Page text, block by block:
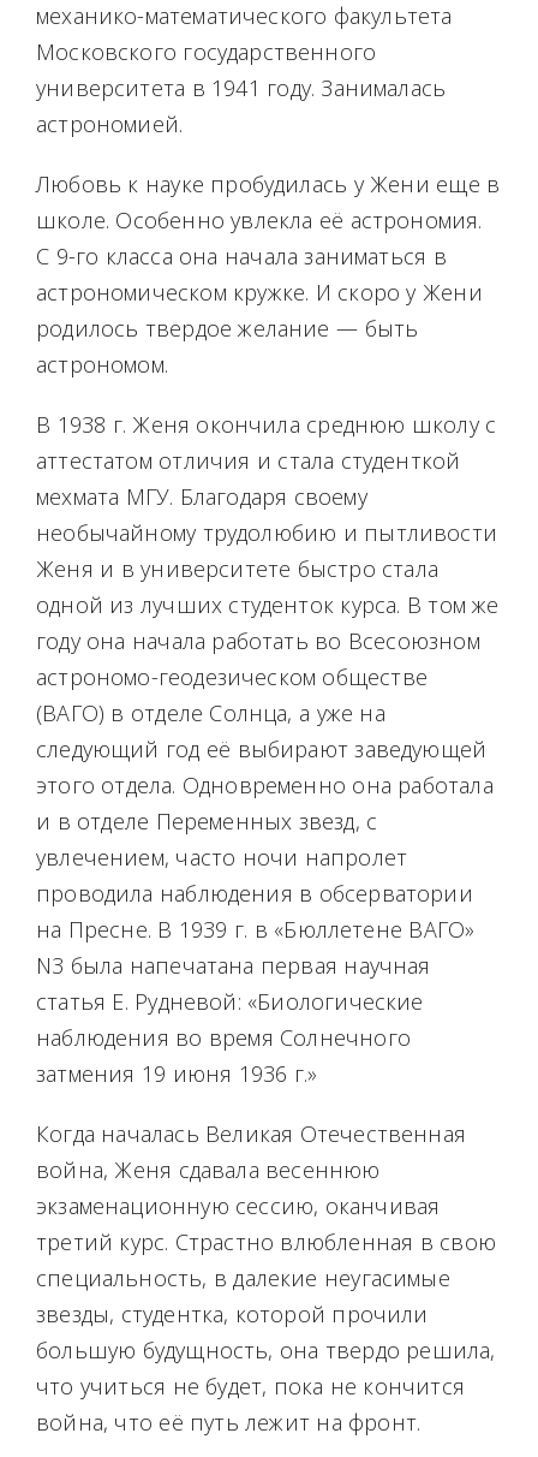
механико-математического факультета
Московского государственного
университета в 1941 году. Занималась
астрономией.
Любовь к науке пробудилась у Жени еще в
школе. Особенно увлекла её астрономия.
С 9-го класса она начала заниматься в
астрономическом кружке. И скоро у Жени
родилось твердое желание — быть
астрономом.
В 1938 г. Женя окончила среднюю школу с
аттестатом отличия и стала студенткой
мехмата МГУ. Благодаря своему
необычайному трудолюбию и пытливости
Женя и в университете быстро стала
одной из лучших студенток курса. В том же
году она начала работать во Всесоюзном
астрономо-геодезическом обществе
(ВАГО) в отделе Солнца, а уже на
следующий год её выбирают заведующей
этого отдела. Одновременно она работала
и в отделе Переменных звезд, с
увлечением, часто ночи напролет
проводила наблюдения в обсерватории
на Пресне. В 1939 г. в «Бюллетене ВАГО»
N3 была напечатана первая научная
статья Е. Рудневой: «Биологические
наблюдения во время Солнечного
затмения 19 июня 1936 г.»
Когда началась Великая Отечественная
война, Женя сдавала весеннюю
экзаменационную сессию, оканчивая
третий курс. Страстно влюбленная в свою
специальность, в далекие неугасимые
звезды, студентка, которой прочили
большую будущность, она твердо решила,
что учиться не будет, пока не кончится
война, что её путь лежит на фронт.